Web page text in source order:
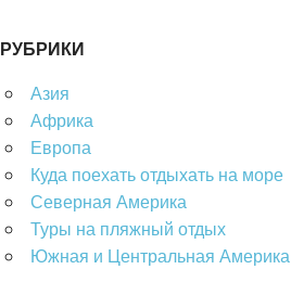
РУБРИКИ
Азия
Африка
Европа
Куда поехать отдыхать на море
Северная Америка
Туры на пляжный отдых
Южная и Центральная Америка